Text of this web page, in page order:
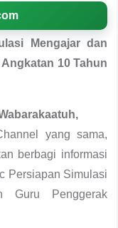
Mengajar dan
10 Tahun
yang sama,
berbagi informasi
Persiapan Simulasi
Guru Penggerak